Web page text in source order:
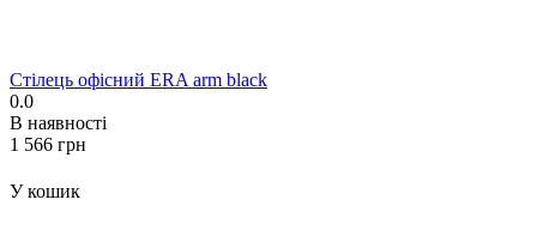
Стілець офісний ERA arm black
0.0
В наявності
‍1 566‍ грн
У кошик